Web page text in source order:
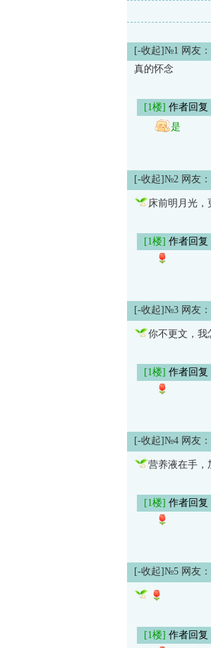
[-收起]№1 网友：
真的怀念
[1楼] 作者回复
是
[-收起]№2 网友：
床前明月光，
[1楼] 作者回复
[-收起]№3 网友：
你不更文，我
[1楼] 作者回复
[-收起]№4 网友：
营养液在手，
[1楼] 作者回复
[-收起]№5 网友：
[1楼] 作者回复